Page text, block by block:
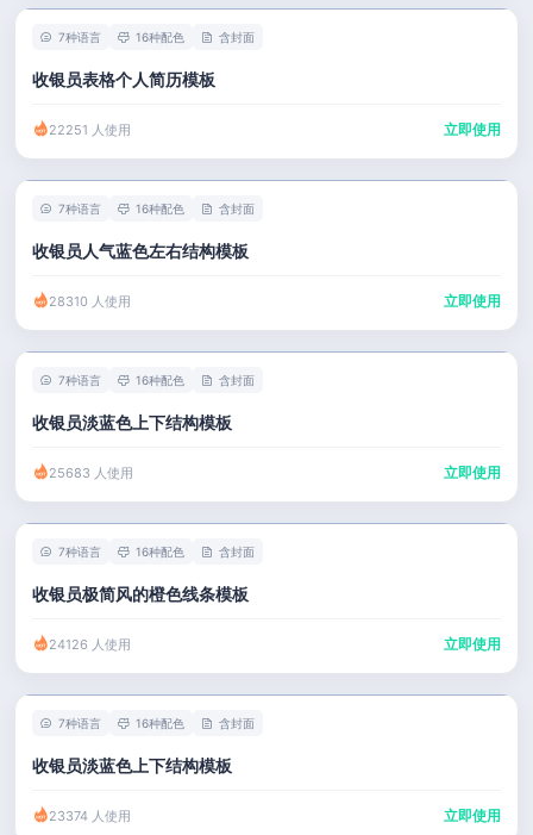
7种语言 16种配色 含封面
收银员表格个人简历模板
22251 人使用 立即使用
7种语言 16种配色 含封面
收银员人气蓝色左右结构模板
28310 人使用 立即使用
7种语言 16种配色 含封面
收银员淡蓝色上下结构模板
25683 人使用 立即使用
7种语言 16种配色 含封面
收银员极简风的橙色线条模板
24126 人使用 立即使用
7种语言 16种配色 含封面
收银员淡蓝色上下结构模板
23374 人使用 立即使用